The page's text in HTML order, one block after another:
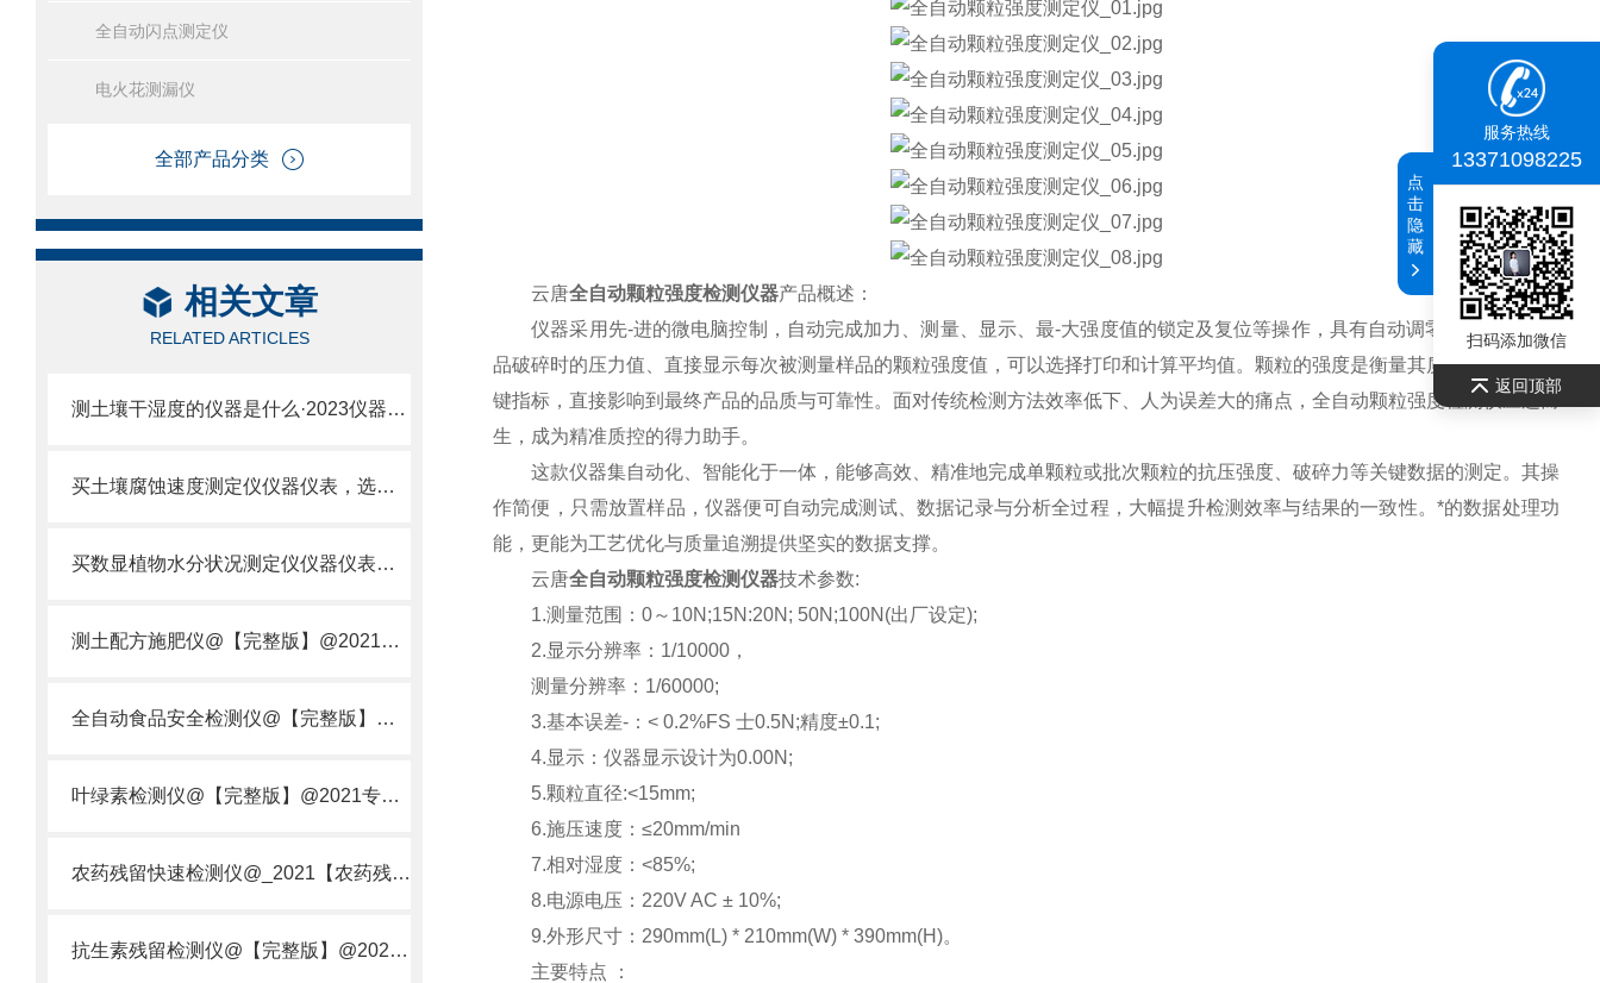
全自动闪点测定仪
电火花测漏仪
全部产品分类
相关文章
RELATED ARTICLES
测土壤干湿度的仪器是什么·2023仪器仪表·云唐土壤干湿度检测仪器设备
买土壤腐蚀速度测定仪仪器仪表，选【云唐新款】土壤腐蚀速度测定仪
买数显植物水分状况测定仪仪器仪表，就来山东云唐精品货源
测土配方施肥仪@【完整版】@2021专业测土配方施肥仪器仪表
全自动食品安全检测仪@【完整版】@2021专业全自动食品检测仪器仪表
叶绿素检测仪@【完整版】@2021专业叶绿素检测仪器仪表
农药残留快速检测仪@_2021【农药残留检测仪器仪表DE原理】
抗生素残留检测仪@【完整版】@2021专业抗生素残留检测仪器仪表
云唐全自动颗粒强度检测仪器产品概述：
仪器采用先-进的微电脑控制，自动完成加力、测量、显示、最-大强度值的锁定及复位等操作，具有自动调零、自动判断样
品破碎时的压力值、直接显示每次被测量样品的颗粒强度值，可以选择打印和计算平均值。 颗粒的强度是衡量其质量与性能的关
键指标，直接影响到最终产品的品质与可靠性。面对传统检测方法效率低下、人为误差大的痛点，全自动颗粒强度检测仪应运而
生，成为精准质控的得力助手。
这款仪器集自动化、智能化于一体，能够高效、精准地完成单颗粒或批次颗粒的抗压强度、破碎力等关键数据的测定。其操
作简便，只需放置样品，仪器便可自动完成测试、数据记录与分析全过程，大幅提升检测效率与结果的一致性。*的数据处理功
能，更能为工艺优化与质量追溯提供坚实的数据支撑。
云唐全自动颗粒强度检测仪器技术参数:
1.测量范围：0～10N;15N:20N; 50N;100N(出厂设定);
2.显示分辨率：1/10000，
测量分辨率：1/60000;
3.基本误差-：< 0.2%FS 士0.5N;精度±0.1;
4.显示：仪器显示设计为0.00N;
5.颗粒直径:<15mm;
6.施压速度：≤20mm/min
7.相对湿度：<85%;
8.电源电压：220V AC ± 10%;
9.外形尺寸：290mm(L) * 210mm(W) * 390mm(H)。
主要特点 ：
服务热线
13371098225
扫码添加微信
返回顶部
点
击
隐
藏